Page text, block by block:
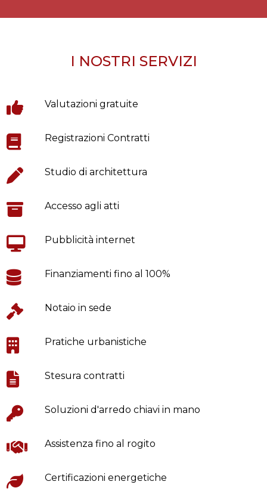
I NOSTRI SERVIZI
Valutazioni gratuite
Registrazioni Contratti
Studio di architettura
Accesso agli atti
Pubblicità internet
Finanziamenti fino al 100%
Notaio in sede
Pratiche urbanistiche
Stesura contratti
Soluzioni d'arredo chiavi in mano
Assistenza fino al rogito
Certificazioni energetiche